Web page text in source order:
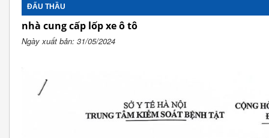
ĐẤU THẦU
nhà cung cấp lốp xe ô tô
Ngày xuất bản: 31/05/2024